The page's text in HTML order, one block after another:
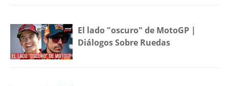
El lado "oscuro" de MotoGP |
Diálogos Sobre Ruedas